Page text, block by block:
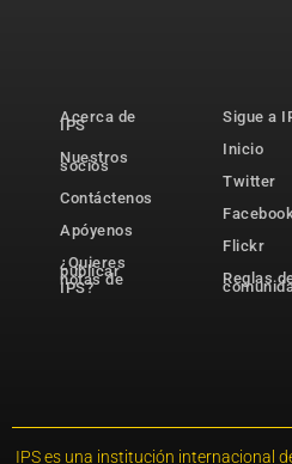
Acerca de
IPS
Nuestros
socios
Contáctenos
Apóyenos
¿Quieres
publicar
notas de
IPS?
Sigue a
Inicio
Twitter
Flickr
Reglas
IPS es una institución internacional